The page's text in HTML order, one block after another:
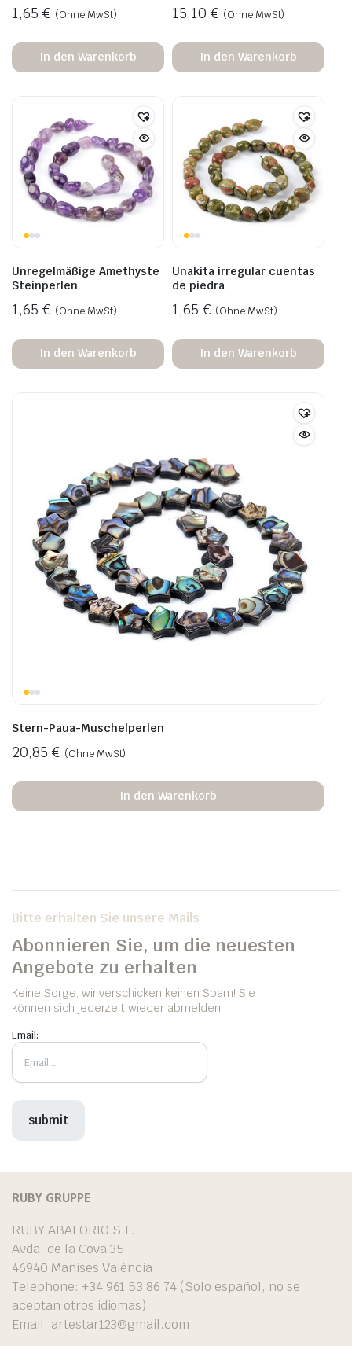
1,65 € (Ohne MwSt)
In den Warenkorb
15,10 € (Ohne MwSt)
In den Warenkorb
Unregelmäßige Amethyste
Steinperlen
1,65 € (Ohne MwSt)
In den Warenkorb
Unakita irregular cuentas
de piedra
1,65 € (Ohne MwSt)
In den Warenkorb
Stern-Paua-Muschelperlen
20,85 € (Ohne MwSt)
In den Warenkorb
Bitte erhalten Sie unsere Mails
Abonnieren Sie, um die neuesten
Angebote zu erhalten
Keine Sorge, wir verschicken keinen Spam! Sie
können sich jederzeit wieder abmelden.
Email:
RUBY GRUPPE
RUBY ABALORIO S.L.
Avda. de la Cova 35
46940 Manises València
Telephone: +34 961 53 86 74 (Solo español, no se
aceptan otros idiomas)
Email: artestar123@gmail.com